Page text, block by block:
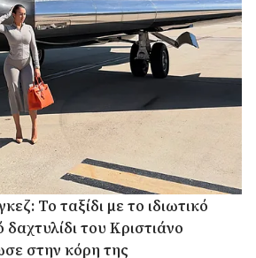
Το ταξίδι με το ιδιωτικό
δαχτυλίδι του Κριστιάνο
στην κόρη της